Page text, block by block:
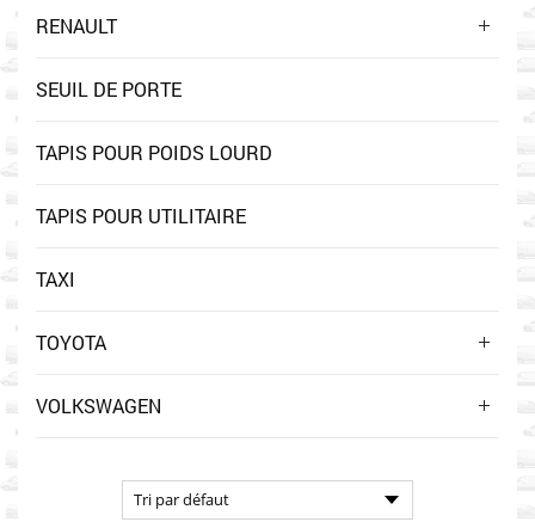
RENAULT
SEUIL DE PORTE
TAPIS POUR POIDS LOURD
TAPIS POUR UTILITAIRE
TAXI
TOYOTA
VOLKSWAGEN